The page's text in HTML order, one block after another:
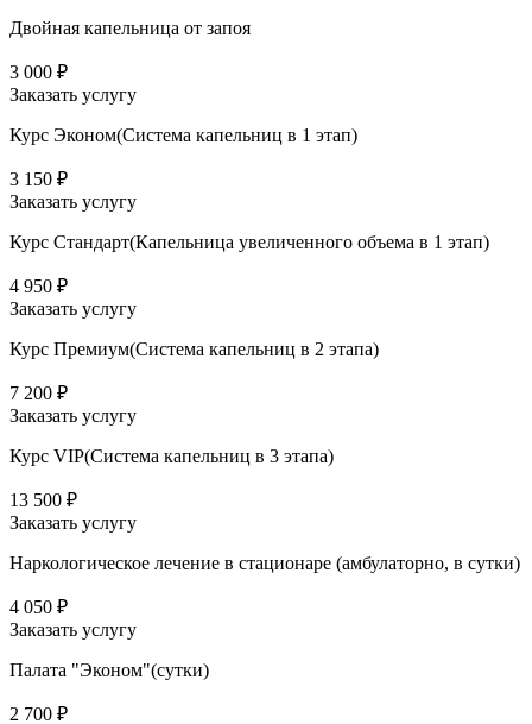
Двойная капельница от запоя
3 000 ₽
Заказать услугу
Курс Эконом(Система капельниц в 1 этап)
3 150 ₽
Заказать услугу
Курс Стандарт(Капельница увеличенного объема в 1 этап)
4 950 ₽
Заказать услугу
Курс Премиум(Система капельниц в 2 этапа)
7 200 ₽
Заказать услугу
Курс VIP(Система капельниц в 3 этапа)
13 500 ₽
Заказать услугу
Наркологическое лечение в стационаре (амбулаторно, в сутки)
4 050 ₽
Заказать услугу
Палата "Эконом"(сутки)
2 700 ₽